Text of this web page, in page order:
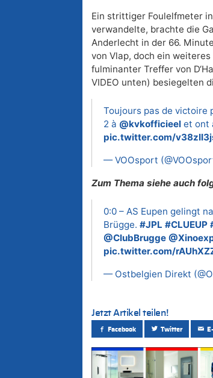
Ein strittiger Foulelfmeter
verwandelte, brachte die
Anderlecht in der 66.
von Vlap, doch ein
fulminanter Treffer von
VIDEO unten) besiegelten
Toujours pas de victoire
2 à @kvkofficieel et ont
pic.twitter.com/
— VOOsport
Zum Thema siehe auch
0:0 – AS Eupen gelingt
Brügge. #JPL #CLUEUP
@ClubBrugge
pic.twitter.com/
— Ostbelgien Direkt
Jetzt Artikel teilen!
Facebook Twitter